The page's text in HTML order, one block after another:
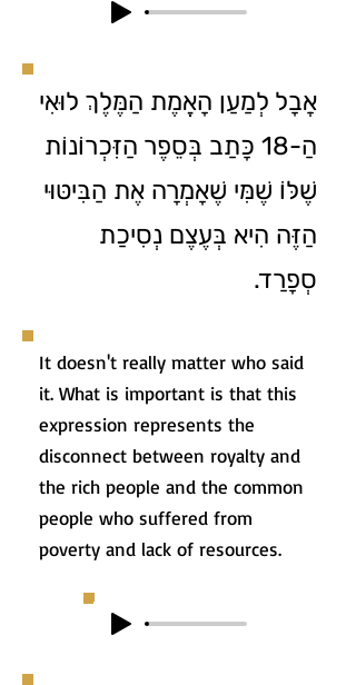
אֲבָל לְמַעַן הָאֱמֶת הַמֶּלֶךְ לוּאִי
הַ-18 כָּתַב בְּסֵפֶר הַזִּכְרוֹנוֹת
שֶׁלּוֹ שֶׁמִּי שֶׁאָמְרָה אֶת הַבִּיטּוּי
הַזֶּה הִיא בְּעֶצֶם נְסִיכַת
סְפָרַד.
It doesn't really matter who said
it. What is important is that this
expression represents the
disconnect between royalty and
the rich people and the common
people who suffered from
poverty and lack of resources.